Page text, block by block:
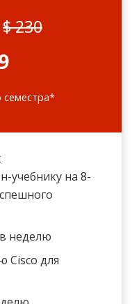
$ 230
семестра*
учебнику на 8-
неделю
Cisco для